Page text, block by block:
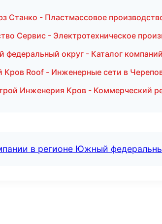
Станко - Пластмассовое
Сервис - Электротехническое
федеральный округ - Каталог
Roof - Инженерные сети в
Инженерия Кров - Коммерческий
в регионе Южный